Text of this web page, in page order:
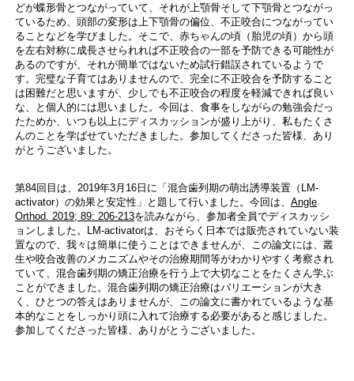
どが蝶形骨とつながっていて、それが上顎骨そして下顎骨とつながっ
ているため、頭部の変形は上下顎骨の偏位、不正咬合につながってい
ることなどを学びました。そこで、赤ちゃんの頃（胎児の頃）から頭
を左右対称に成長させられれば不正咬合の一部を予防できる可能性が
あるのですが、それが簡単ではないため試行錯誤されているようで
す。完璧な子育てはありませんので、完全に不正咬合を予防すること
は困難だと思いますが、少しでも不正咬合の程度を軽減できれば良い
な、と個人的には思いました。今回は、食事をしながらの勉強会だっ
たためか、いつも以上にディスカッションが盛り上がり、私もたくさ
んのことを学ばせていただきました。参加してくださった皆様、あり
がとうございました。
第84回目は、2019年3月16日に「混合歯列期の萌出誘導装置（LM-
activator）の効果と安定性」と題して行いました。今回は、 Angle
Orthod. 2019; 89: 206-213を読みながら、参加者全員でディスカッシ
ョンしました。LM-activatorは、おそらく日本では販売されていない装
置なので、我々は簡単に使うことはできませんが、この論文には、叢
生や咬合改善のメカニズムやその治療期間等がわかりやすく考察され
ていて、混合歯列期の矯正治療を行う上で大切なことをたくさん学ぶ
ことができました。混合歯列期の矯正治療はバリエーションが大き
く、ひとつの答えはありませんが、この論文に書かれているような基
本的なことをしっかり頭に入れて治療する必要があると感じました。
参加してくださった皆様、ありがとうございました。